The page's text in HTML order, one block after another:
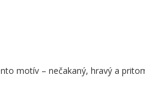
motív – nečakaný, hravý a